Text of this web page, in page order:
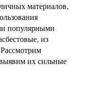
материалов,
популярными
из
их сильные